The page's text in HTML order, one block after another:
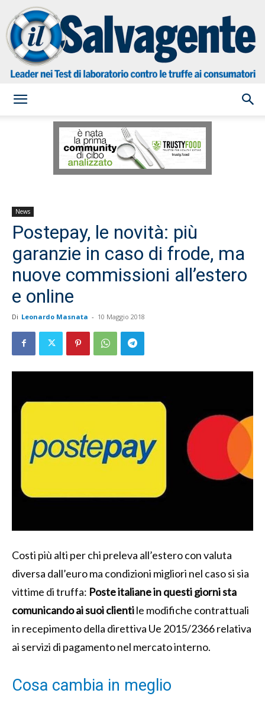
Salvagente
News
Postepay, le novità: più
garanzie in caso di frode, ma
nuove commissioni all’estero
e online
Di Leonardo Masnata - 10 Maggio 2018
Costi più alti per chi preleva all’estero con valuta
diversa dall’euro ma condizioni migliori nel caso si sia
vittime di truffa: Poste italiane in questi giorni sta
comunicando ai suoi clientile modifiche contrattuali
in recepimento della direttiva Ue 2015/2366 relativa
ai servizi di pagamento nel mercato interno.
Cosa cambia in meglio